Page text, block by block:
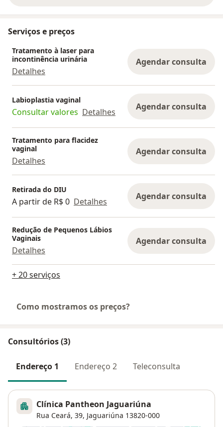
Serviços e preços
Tratamento à laser para
incontinência urinária
Detalhes
Agendar consulta
Labioplastia vaginal
Consultar valores Detalhes Agendar consulta
Tratamento para flacidez
vaginal
Detalhes
Agendar consulta
Retirada do DIU
A partir de R$ 0 Detalhes Agendar consulta
Redução de Pequenos Lábios
Vaginais
Detalhes
Agendar consulta
+ 20 serviços
Como mostramos os preços?
Consultórios (3)
Endereço 1 Endereço 2 Teleconsulta
Clínica Pantheon Jaguariúna
Rua Ceará, 39, Jaguariúna 13820-000